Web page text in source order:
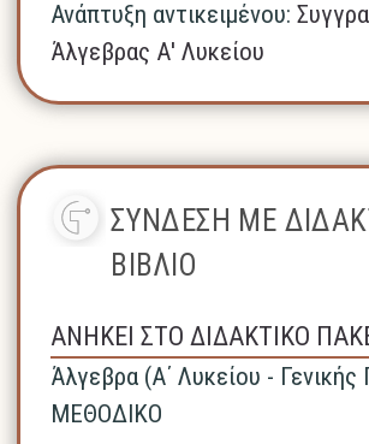
Ανάπτυξη αντικειμένου:
Άλγεβρας Α' Λυκείου
ΣΥΝΔΕΣΗ ΜΕ
ΒΙΒΛΙΟ
ΑΝΗΚΕΙ ΣΤΟ ΔΙΔΑΚΤΙΚΟ
Άλγεβρα (A΄ Λυκείου - Γενικής
ΜΕΘΟΔΙΚΟ